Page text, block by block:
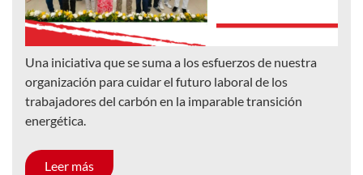
Una iniciativa que se suma a los esfuerzos de nuestra
organización para cuidar el futuro laboral de los
trabajadores del carbón en la imparable transición
energética.
Leer más